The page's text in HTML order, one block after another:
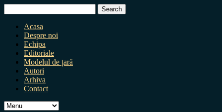
for:
Acasa
Despre noi
Echipa
Editoriale
Modelul de țară
Autori
Arhiva
Contact